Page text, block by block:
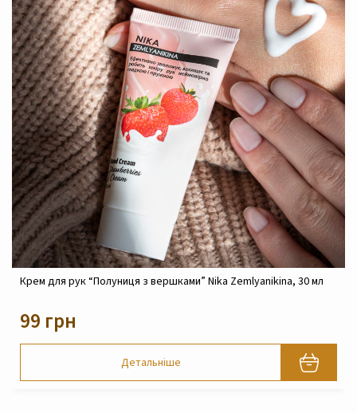
Крем для рук “Полуниця з вершками” Nika Zemlyanikina, 30 мл
99 грн
Детальніше